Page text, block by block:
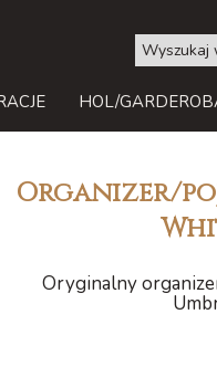
HOL/
Organizer/
Oryginalny